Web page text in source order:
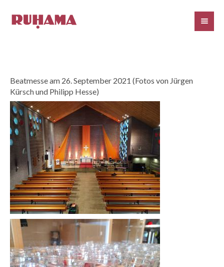
Beatmesse am 26. September 2021 (Fotos von Jürgen
Kürsch und Philipp Hesse)